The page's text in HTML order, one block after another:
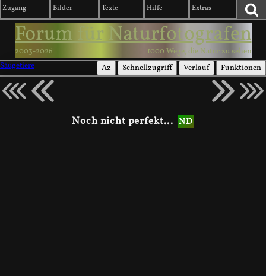
Zugang Bilder Texte Hilfe Extras
Forum für Naturfotografen
2003-2026
1000 Wege, die Natur zu sehen
Säugetiere
Az Schnellzugriff Verlauf Funktionen
Noch nicht perfekt...